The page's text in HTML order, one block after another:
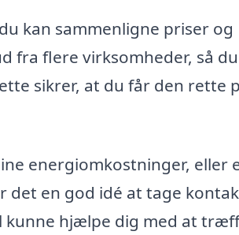
kan sammenligne priser og
fra flere virksomheder, så
sikrer, at du får den rette
energiomkostninger, eller
det en god idé at tage
kunne hjælpe dig med at